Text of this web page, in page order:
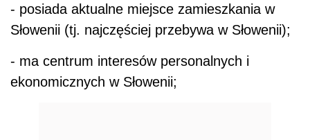
- posiada aktualne miejsce zamieszkania w
Słowenii (tj. najczęściej przebywa w Słowenii);
- ma centrum interesów personalnych i
ekonomicznych w Słowenii;